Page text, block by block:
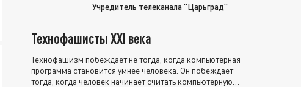
Учредитель телеканала "Царьград"
Технофашисты XXI века
Технофашизм побеждает не тогда, когда компьютерная
программа становится умнее человека. Он побеждает
тогда, когда человек начинает считать компьютерную